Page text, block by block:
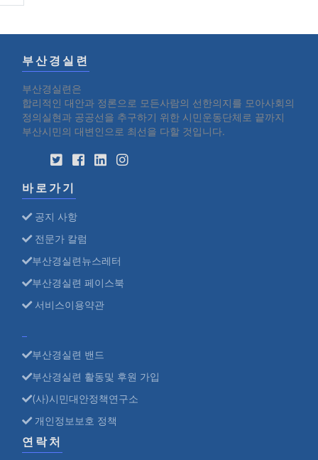
부산경실련
부산경실련은
합리적인 대안과 정론으로 모든사람의 선한의지를 모아사회의
정의실현과 공공선을 추구하기 위한 시민운동단체로 끝까지
부산시민의 대변인으로 최선을 다할 것입니다.
바로가기
공지 사항
전문가 칼럼
부산경실련뉴스레터
부산경실련 페이스북
서비스이용약관
부산경실련 밴드
부산경실련 활동및 후원 가입
(사)시민대안정책연구소
개인정보보호 정책
연락처